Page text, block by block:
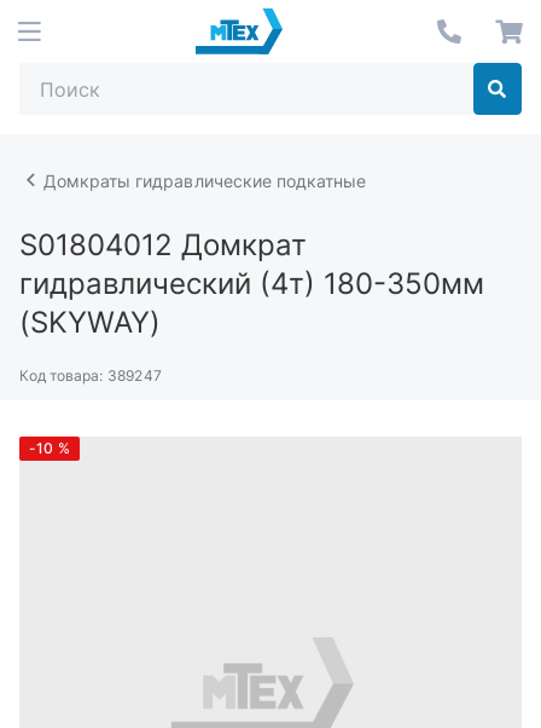
Домкраты гидравлические подкатные
S01804012 Домкрат
гидравлический (4т) 180-350мм
(SKYWAY)
Код товара: 389247
-10 %